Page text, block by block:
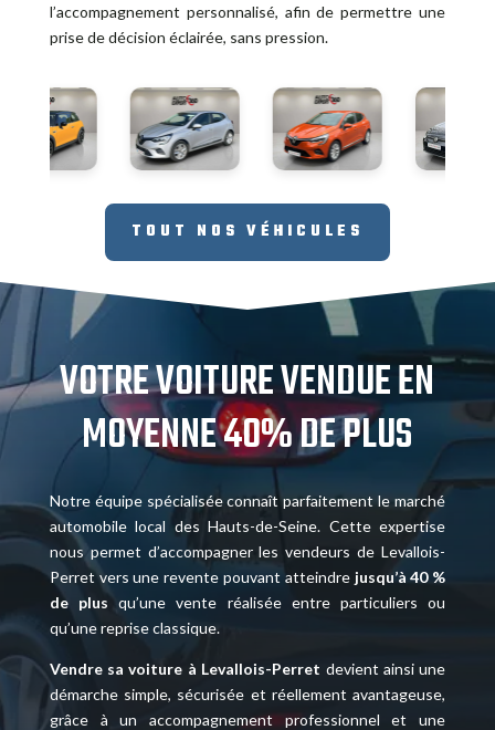
l’accompagnement personnalisé, afin de permettre une
prise de décision éclairée, sans pression.
TOUT NOS VÉHICULES
VOTRE VOITURE VENDUE EN
MOYENNE 40% DE PLUS
Notre équipe spécialisée connaît parfaitement le marché
automobile local des Hauts-de-Seine. Cette expertise
nous permet d’accompagner les vendeurs de Levallois-
Perret vers une revente pouvant atteindre jusqu’à 40 %
de plus qu’une vente réalisée entre particuliers ou
qu’une reprise classique.
Vendre sa voiture à Levallois-Perret devient ainsi une
démarche simple, sécurisée et réellement avantageuse,
grâce à un accompagnement professionnel et une